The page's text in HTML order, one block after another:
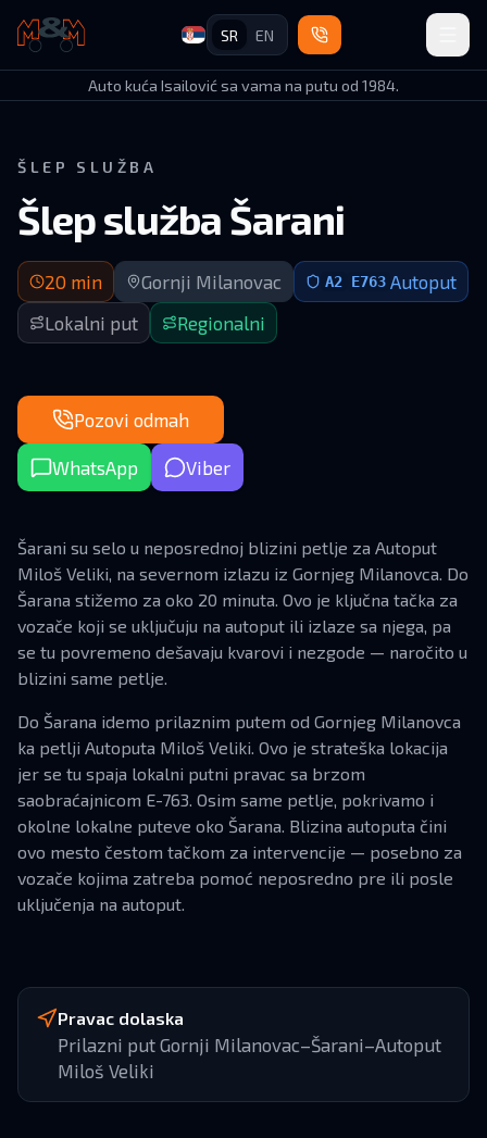
Auto Kuća Isailović
SR EN
Auto kuća Isailović sa vama na putu od 1984.
ŠLEP SLUŽBA
Šlep služba Šarani
Dolazak za 20 minuta | Gornji Milanovac (okolina) +
20 min Gornji Milanovac A2 E763 Autoput
Lokalni put
Regionalni
Pozovi odmah
WhatsApp Viber
Šarani su selo u neposrednoj blizini petlje za Autoput
Miloš Veliki, na severnom izlazu iz Gornjeg Milanovca. Do
Šarana stižemo za oko 20 minuta. Ovo je ključna tačka za
vozače koji se uključuju na autoput ili izlaze sa njega, pa
se tu povremeno dešavaju kvarovi i nezgode — naročito u
blizini same petlje.
Do Šarana idemo prilaznim putem od Gornjeg Milanovca
ka petlji Autoputa Miloš Veliki. Ovo je strateška lokacija
jer se tu spaja lokalni putni pravac sa brzom
saobraćajnicom E-763. Osim same petlje, pokrivamo i
okolne lokalne puteve oko Šarana. Blizina autoputa čini
ovo mesto čestom tačkom za intervencije — posebno za
vozače kojima zatreba pomoć neposredno pre ili posle
uključenja na autoput.
Pravac dolaska
Prilazni put Gornji Milanovac–Šarani–Autoput
Miloš Veliki